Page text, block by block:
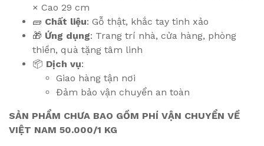
× Cao 29 cm
🧱 Chất liệu: Gỗ thật, khắc tay tinh xảo
🎁 Ứng dụng: Trang trí nhà, cửa hàng, phòng
thiền, quà tặng tâm linh
📦 Dịch vụ:
Giao hàng tận nơi
Đảm bảo vận chuyển an toàn
SẢN PHẨM CHƯA BAO GỒM PHÍ VẬN CHUYỂN VỀ
VIỆT NAM 50.000/1 KG